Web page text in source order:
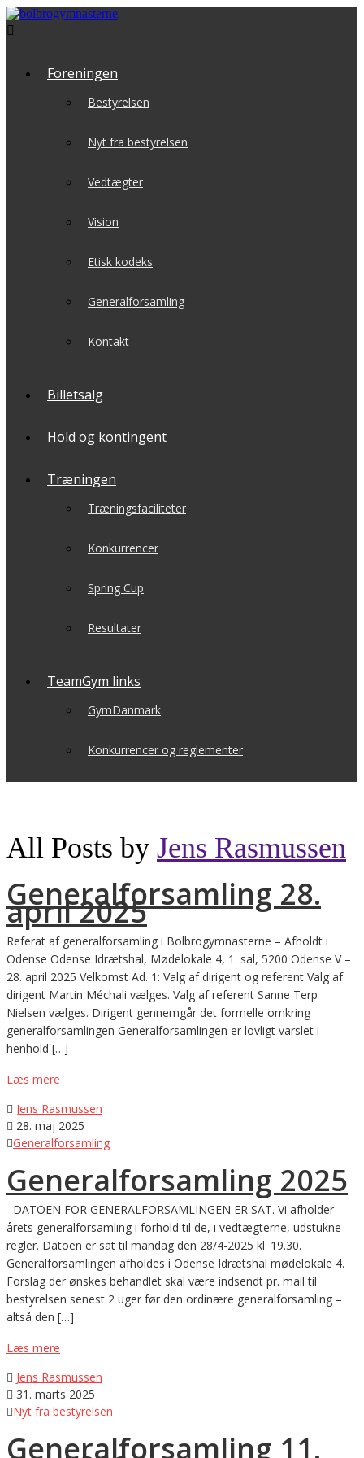

Foreningen
Bestyrelsen
Nyt fra bestyrelsen
Vedtægter
Vision
Etisk kodeks
Generalforsamling
Kontakt
Billetsalg
Hold og kontingent
Træningen
Træningsfaciliteter
Konkurrencer
Spring Cup
Resultater
TeamGym links
GymDanmark
Konkurrencer og reglementer
All Posts by Jens Rasmussen
Generalforsamling 28.
april 2025
Referat af generalforsamling i Bolbrogymnasterne – Afholdt i
Odense Odense Idrætshal, Mødelokale 4, 1. sal, 5200 Odense V –
28. april 2025 Velkomst Ad. 1: Valg af dirigent og referent Valg af
dirigent Martin Méchali vælges. Valg af referent Sanne Terp
Nielsen vælges. Dirigent gennemgår det formelle omkring
generalforsamlingen Generalforsamlingen er lovligt varslet i
henhold […]
Læs mere
 Jens Rasmussen
 28. maj 2025
Generalforsamling
Generalforsamling 2025
DATOEN FOR GENERALFORSAMLINGEN ER SAT. Vi afholder
årets generalforsamling i forhold til de, i vedtægterne, udstukne
regler. Datoen er sat til mandag den 28/4-2025 kl. 19.30.
Generalforsamlingen afholdes i Odense Idrætshal mødelokale 4.
Forslag der ønskes behandlet skal være indsendt pr. mail til
bestyrelsen senest 2 uger før den ordinære generalforsamling –
altså den […]
Læs mere
 Jens Rasmussen
 31. marts 2025
Nyt fra bestyrelsen
Generalforsamling 11.